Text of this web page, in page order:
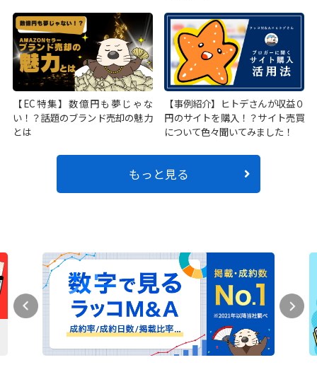
【EC特集】数億円も夢じゃな
い！？話題のブランド売却の魅力
とは
【事例紹介】ヒトデさんが収益０
円のサイトを購入！？サイト売買
について色々聞いてみました！
もっと見る